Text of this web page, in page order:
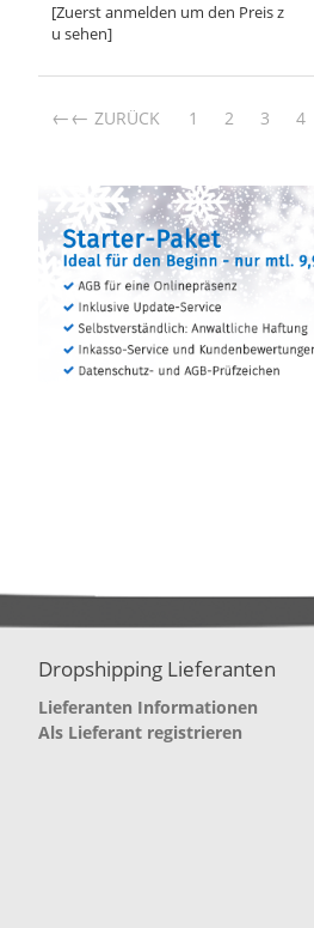
[Zuerst anmelden um den Preis z
u sehen]
← ZURÜCK 1 2 3 4
Dropshipping Lieferanten
Lieferanten Informationen
Als Lieferant registrieren